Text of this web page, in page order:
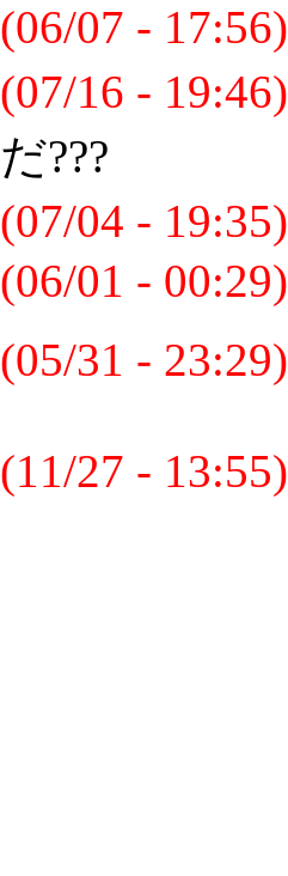
(06/07 - 17:56)
(07/16 - 19:46)
だ???
(07/04 - 19:35)
(06/01 - 00:29)
(05/31 - 23:29)
(11/27 - 13:55)